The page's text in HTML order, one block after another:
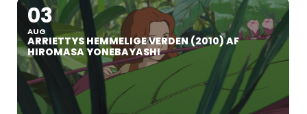
03
AUG
ARRIETTYS HEMMELIGE VERDEN (2010) AF
HIROMASA YONEBAYASHI